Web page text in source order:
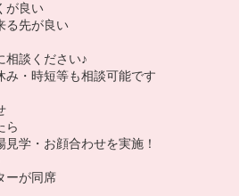
が良い
る先が良い
相談ください♪
・時短等も相談可能です
ら
学・お顔合わせを実施！
ーが同席